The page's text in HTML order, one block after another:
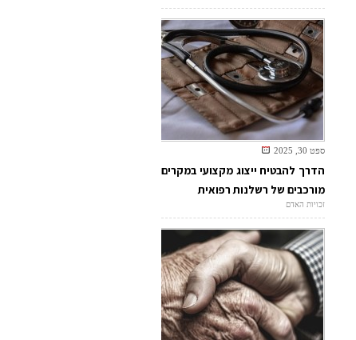
ספט 30, 2025
הדרך להבטיח ייצוג מקצועי במקרים
מורכבים של רשלנות רפואית
זכויות האדם